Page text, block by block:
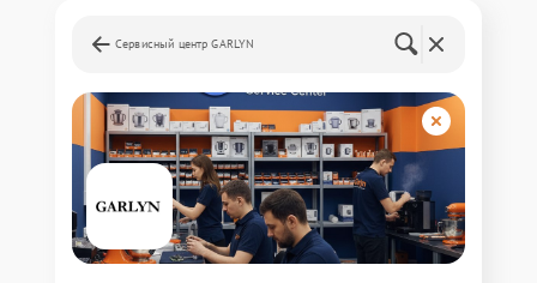
Сервисный центр GARLYN